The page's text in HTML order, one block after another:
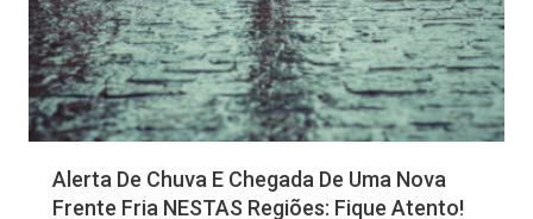
Alerta De Chuva E Chegada De Uma Nova
Frente Fria NESTAS Regiões: Fique Atento!